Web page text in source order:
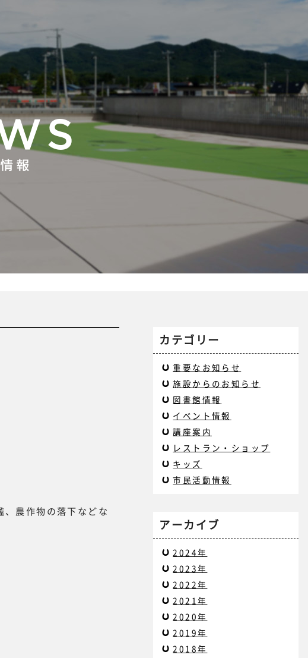
農作物の落下などな
カテゴリー
重要なお知らせ
施設からのお知らせ
図書館情報
イベント情報
講座案内
レストラン・ショップ
キッズ
市民活動情報
アーカイブ
2024年
2023年
2022年
2021年
2020年
2019年
2018年